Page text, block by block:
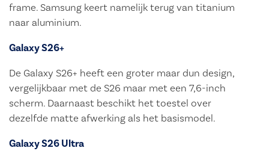
frame. Samsung keert namelijk terug van titanium
naar aluminium.
Galaxy S26+
De Galaxy S26+ heeft een groter maar dun design,
vergelijkbaar met de S26 maar met een 7,6-inch
scherm. Daarnaast beschikt het toestel over
dezelfde matte afwerking als het basismodel.
Galaxy S26 Ultra